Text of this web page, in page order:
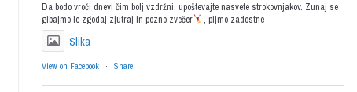
Da bodo vroči dnevi čim bolj vzdržni, upoštevajte nasvete strokovnjakov. Zunaj se
gibajmo le zgodaj zjutraj in pozno zvečer
, pijmo zadostne
Slika
View on Facebook · Share